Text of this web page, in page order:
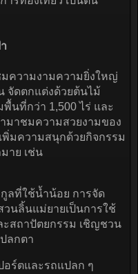
ความงามความยิ่งใหญ่
จัดตกแต่งด้วยต้นไม้
นที่กว่า 1,500 ไร่ และ
มาชมความสวยงามของ
มความสนุกด้วยกิจกรรม
าย เช่น
ลที่ใช้น้ำน้อย การจัด
วนลิ้นแม่ยายเป็นการใช้
สถาปัตยกรรม เชิญชวน
ลกตา
ร์ตและรถแปลก ๆ